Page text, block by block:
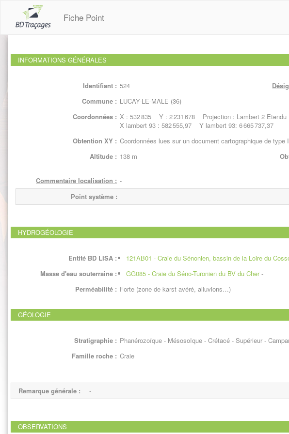
Fiche Point
INFORMATIONS GÉNÉRALES
Identifiant : 524
Commune : LUCAY-LE-MALE (36)
Coordonnées : X : 532 835 Y : 2 231 678 Projection : Lambert 2 Etendu
X lambert 93 : 582 555,97 Y lambert 93: 6 665 737,37
Obtention XY : Coordonnées lues sur un document cartographique de type
Altitude : 138 m
Commentaire localisation : -
Point système :
HYDROGÉOLOGIE
Entité BD LISA : 121AB01 - Craie du Sénonien, bassin de la Loire du
Masse d'eau souterraine :
GG085 - Craie du Séno-Turonien du BV du Cher -
Perméabilité : Forte (zone de karst avéré, alluvions…)
GÉOLOGIE
Stratigraphie : Phanérozoïque - Mésosoïque - Crétacé - Supérieur -
Famille roche : Craie
Remarque générale : -
OBSERVATIONS